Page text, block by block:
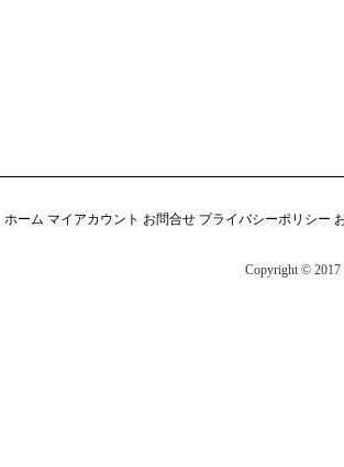
ホーム マイアカウント お問合せ プライバシーポリシー
Copyright © 2017